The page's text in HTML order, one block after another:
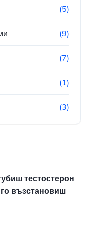
(5)
(9)
(7)
(1)
(3)
тестостерон
възстановиш